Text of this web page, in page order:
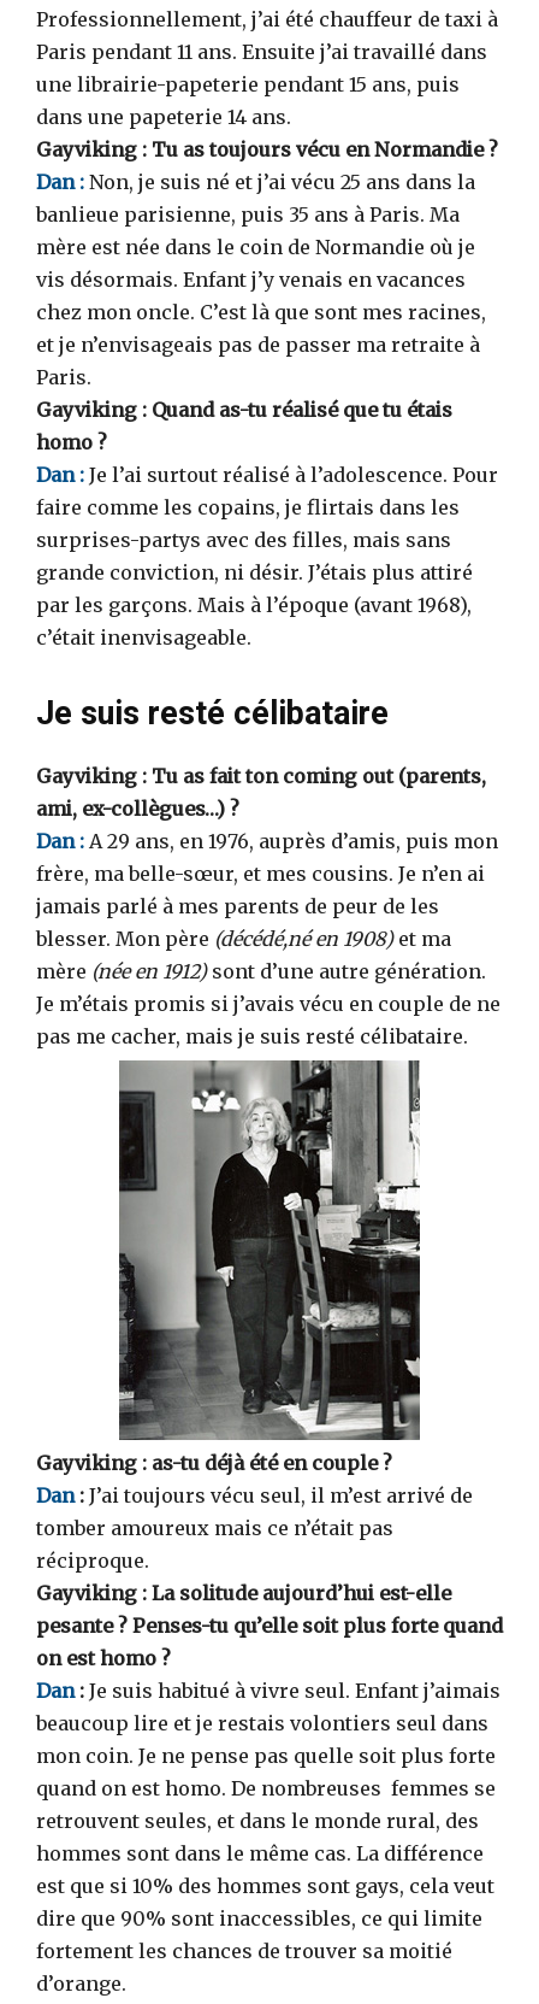
Professionnellement, j’ai été chauffeur de taxi à
Paris pendant 11 ans. Ensuite j’ai travaillé dans
une librairie-papeterie pendant 15 ans, puis
dans une papeterie 14 ans.
Gayviking : Tu as toujours vécu en Normandie ?
Dan : Non, je suis né et j’ai vécu 25 ans dans la
banlieue parisienne, puis 35 ans à Paris. Ma
mère est née dans le coin de Normandie où je
vis désormais. Enfant j’y venais en vacances
chez mon oncle. C’est là que sont mes racines,
et je n’envisageais pas de passer ma retraite à
Paris.
Gayviking : Quand as-tu réalisé que tu étais
homo ?
Dan : Je l’ai surtout réalisé à l’adolescence. Pour
faire comme les copains, je flirtais dans les
surprises-partys avec des filles, mais sans
grande conviction, ni désir. J’étais plus attiré
par les garçons. Mais à l’époque (avant 1968),
c’était inenvisageable.
Je suis resté célibataire
Gayviking : Tu as fait ton coming out (parents,
ami, ex-collègues…) ?
Dan : A 29 ans, en 1976, auprès d’amis, puis mon
frère, ma belle-sœur, et mes cousins. Je n’en ai
jamais parlé à mes parents de peur de les
blesser. Mon père (décédé,né en 1908)et ma
mère (née en 1912) sont d’une autre génération.
Je m’étais promis si j’avais vécu en couple de ne
pas me cacher, mais je suis resté célibataire.
Gayviking : as-tu déjà été en couple ?
Dan: J’ai toujours vécu seul, il m’est arrivé de
tomber amoureux mais ce n’était pas
réciproque.
Gayviking : La solitude aujourd’hui est-elle
pesante ? Penses-tu qu’elle soit plus forte quand
on est homo ?
Dan: Je suis habitué à vivre seul. Enfant j’aimais
beaucoup lire et je restais volontiers seul dans
mon coin. Je ne pense pas quelle soit plus forte
quand on est homo. De nombreuses femmes se
retrouvent seules, et dans le monde rural, des
hommes sont dans le même cas. La différence
est que si 10% des hommes sont gays, cela veut
dire que 90% sont inaccessibles, ce qui limite
fortement les chances de trouver sa moitié
d’orange.